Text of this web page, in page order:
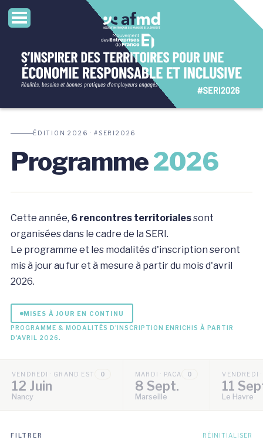
ÉDITION 2026 · #SERI2026
Programme2026
Cette année, 6 rencontres territorialessont
organisées dans le cadre de la SERI.
Le programme et les modalités d'inscription seront
mis à jour au fur et à mesure à partir du mois d'avril
2026.
MISES À JOUR EN CONTINU
PROGRAMME & MODALITÉS D'INSCRIPTION ENRICHIS À PARTIR
D'AVRIL 2026.
VENDREDI · GRAND EST 0
12 Juin
Nancy
MARDI · PACA 0
8 Sept.
Marseille
VENDREDI
11
Le Havre
FILTRER RÉINITIALISER